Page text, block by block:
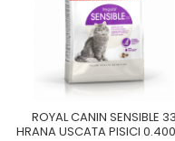
ROYAL CANIN SENSIBLE 33
HRANA USCATA PISICI